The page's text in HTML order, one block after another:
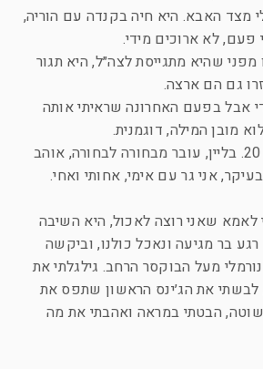
מצד האבא. היא חיה בקנדה עם הוריה,
פעם, לא ארוכים מידי.
מפני שהיא מתגייסת לצה״ל, היא תגור
גם הם ארצה.
אבל בפעם האחרונה שראיתי אותה
מובן המילה, דוגמנית.
אני ירדן עוד מעט בן 20. בליין, עובר מבחורה לבחורה, אוהב
אני גר עם אימי, אחותי ואחי.
לאמא שאני רוצה לאכול, היא השיבה
בר מגיעה ונאכל כולנו, וביקשה
מעל הבוקסר הרחב. גילגלתי את
לבשתי את הג׳ינס הראשון שתפס את
הבטתי במראה ואהבתי את מה